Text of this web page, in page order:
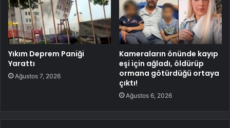
Yıkım Deprem Paniği
Yarattı
Ağustos 7, 2026
Kameraların önünde kayıp
eşi için ağladı, öldürüp
ormana götürdüğü ortaya
çıktı!
Ağustos 6, 2026